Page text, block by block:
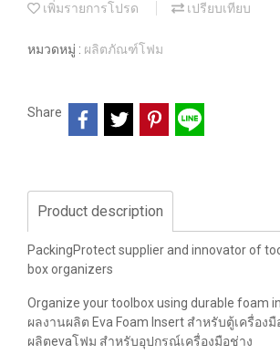
เพิ่มรายการโปรด เปรียบเทียบ
หมวดหมู่ : ผลิตภัณฑ์โฟม
Share
Product description
PackingProtect supplier and innovator of
box organizers
Organize your toolbox using durable foam
ผลงานผลิต Eva Foam Insert สำหรับตู้เครื่อง
ผลิตevaโฟม สำหรับอุปกรณ์เครื่องมือช่าง